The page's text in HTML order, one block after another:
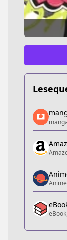
https://
Amazon
Amazon
https://
Anime-
Anime-
https://